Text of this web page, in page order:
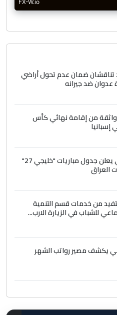
تناقشان ضمان عدم تحول أراضي
عدوان ضد جيرانه
واثقة من إقامة نهائي كأس
الاتحاد الخليجي يعلن جدول مباريات "خليجي 27"
العراق
من خدمات قسم التنمية
للشباب في الزيارة الارب...
يكشف مصير رواتب الشهر